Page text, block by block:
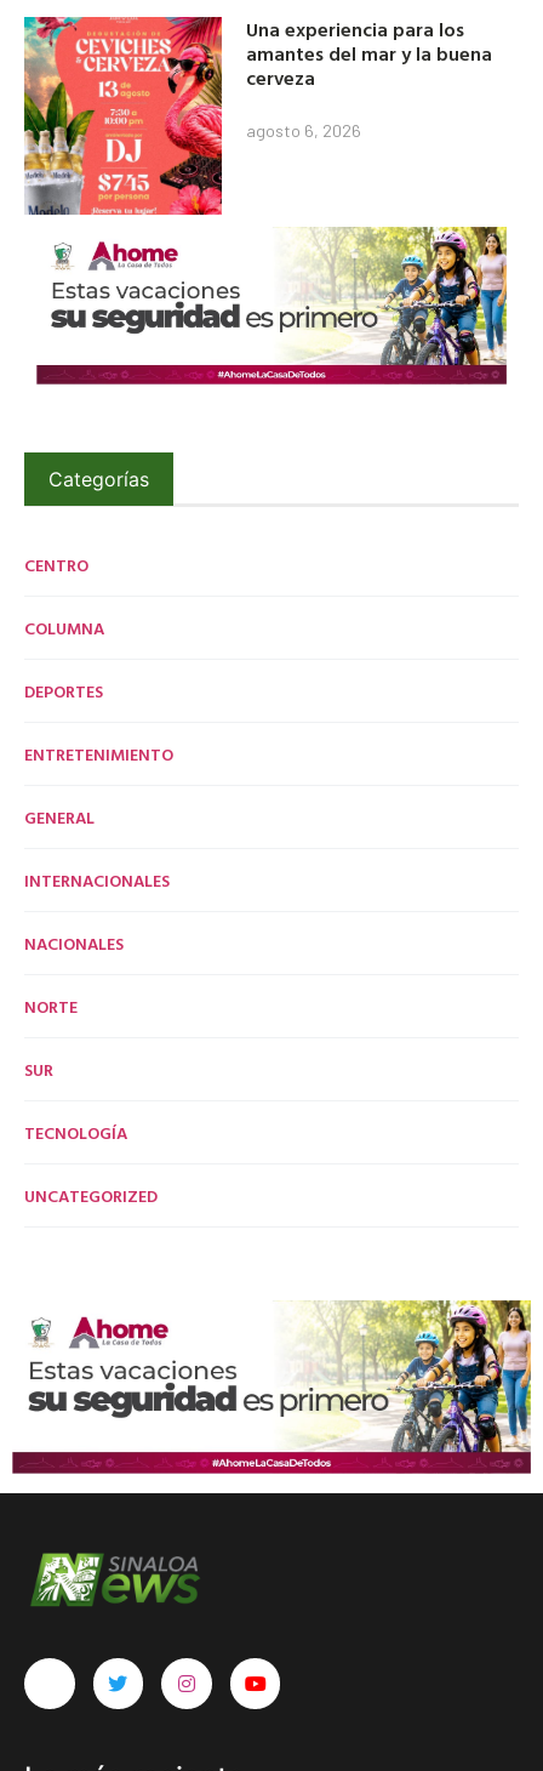
Una experiencia para los
amantes del mar y la buena
cerveza
agosto 6, 2026
Categorías
CENTRO
COLUMNA
DEPORTES
ENTRETENIMIENTO
GENERAL
INTERNACIONALES
NACIONALES
NORTE
SUR
TECNOLOGÍA
UNCATEGORIZED